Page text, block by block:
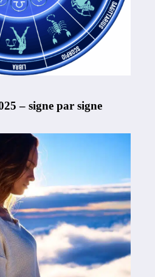
– signe par signe